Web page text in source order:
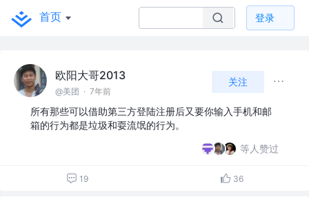
首页 登录
欧阳大哥2013
@美团 · 7年前
关注
所有那些可以借助第三方登陆注册后又要你输入手机和邮
箱的行为都是垃圾和耍流氓的行为。
等人赞过
19 36